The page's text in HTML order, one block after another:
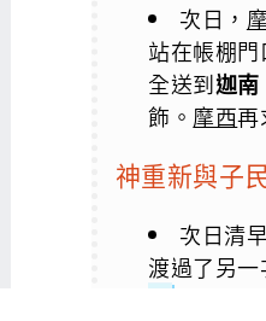
次日，
站在帳棚
全送到迦南
飾。 摩西再
神重新與子
次日清
渡過了另一
版上，就是